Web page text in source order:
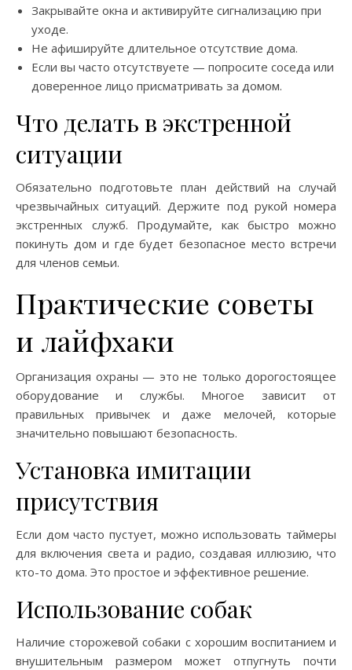
Закрывайте окна и активируйте сигнализацию при
уходе.
Не афишируйте длительное отсутствие дома.
Если вы часто отсутствуете — попросите соседа или
доверенное лицо присматривать за домом.
Что делать в экстренной
ситуации
Обязательно подготовьте план действий на случай
чрезвычайных ситуаций. Держите под рукой номера
экстренных служб. Продумайте, как быстро можно
покинуть дом и где будет безопасное место встречи
для членов семьи.
Практические советы
и лайфхаки
Организация охраны — это не только дорогостоящее
оборудование и службы. Многое зависит от
правильных привычек и даже мелочей, которые
значительно повышают безопасность.
Установка имитации
присутствия
Если дом часто пустует, можно использовать таймеры
для включения света и радио, создавая иллюзию, что
кто-то дома. Это простое и эффективное решение.
Использование собак
Наличие сторожевой собаки с хорошим воспитанием и
внушительным размером может отпугнуть почти